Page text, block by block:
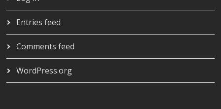
Entries feed
Comments feed
WordPress.org